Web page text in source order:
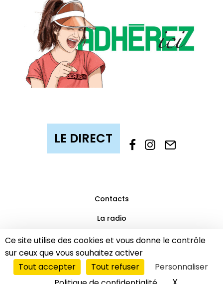
Ce site utilise des cookies et vous donne le contrôle
sur ceux que vous souhaitez activer
Tout accepter
Tout refuser
Personnaliser
Contacts
La radio
Mentions légales
Partenaires
© 2019 Beaub’FM | Tous droits réservés.
LE DIRECT